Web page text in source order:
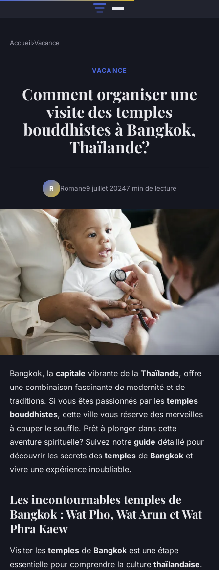
Accueil›Vacance
VACANCE
Comment organiser une
visite des temples
bouddhistes à Bangkok,
Thaïlande?
R Romane9 juillet 20247 min de lecture
Bangkok, la capitale vibrante de la Thaïlande, offre
une combinaison fascinante de modernité et de
traditions. Si vous êtes passionnés par les temples
bouddhistes, cette ville vous réserve des merveilles
à couper le souffle. Prêt à plonger dans cette
aventure spirituelle? Suivez notre guide détaillé pour
découvrir les secrets des temples de Bangkok et
vivre une expérience inoubliable.
Les incontournables temples de
Bangkok : Wat Pho, Wat Arun et Wat
Phra Kaew
Visiter les temples de Bangkok est une étape
essentielle pour comprendre la culture thaïlandaise.